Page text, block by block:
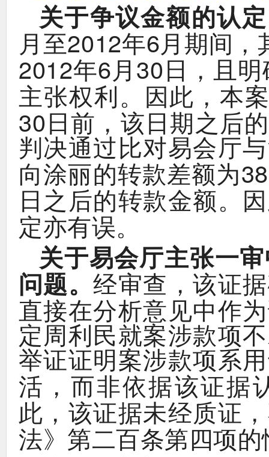
关于争议金额的认定
月至2012年6月期间 ，
2012年6月 30日 ， 且
主张权利 。 因此 ，本
30日前 ， 该日期之后
判决通过比对易会厅
向涂丽的转款差额为
日之后的转款金额。
定亦有误。
关于易会厅主张一
问题。经审查 ，该证
直接在分析意见中作
定周利民就案涉款项
举证证明案涉款项系
活 ， 而非依据该证据
此 ， 该证据未经质证 ，
法》 第二百条第四项的